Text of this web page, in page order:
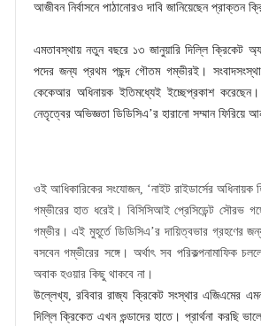
আজীবন নির্বাসনে পাঠানোরও দাবি জানিয়েছেন প্রাক্তন
এমতাবস্থায় নতুন বছরে ১৩ জানুয়ারি দিল্লি ক্রিকেট
পদের জন্য প্রথম পছন্দ গৌতম গম্ভীরই।
কেকেআর অধিনায়ক ইতিমধ্যেই ইচ্ছেপ্রকাশ
নেতৃত্বের অভিজ্ঞতা ডিডিসিএ’র হারানো সম্মান ফিরিয়ে
ওই আধিকারিকের সংযোজন, ‘নাইট রাইডার্সের অধিনায়ক
গম্ভীরের হাত ধরেই। বিসিসিআই প্রেসিডেন্ট সৌরভ
গম্ভীর। এই মুহূর্তে ডিডিসিএ’র দায়িত্বভার গ্রহণের
বসবেন গম্ভীরের সঙ্গে। অর্থাৎ সব পরিকল্পনামাফিক
অবাক হওয়ার কিছু থাকবে না।
উল্লেখ্য, রবিবার রাজ্য ক্রিকেট সংস্থার এজিএমের
দিল্লি ক্রিকেত এখন গুন্ডাদের হাতে। প্রার্থনা করছি